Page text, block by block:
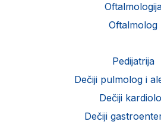
Oftalmolog
Pedijatrija
Dečiji pulmolog i
Dečiji
Dečiji